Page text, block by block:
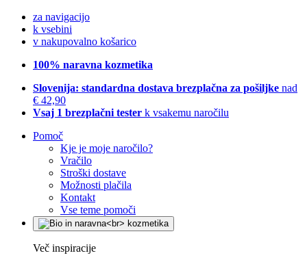
za navigacijo
k vsebini
v nakupovalno košarico
100% naravna kozmetika
Slovenija: standardna dostava brezplačna za pošiljke nad
€ 42,90
Vsaj 1 brezplačni tester k vsakemu naročilu
Pomoč
Kje je moje naročilo?
Vračilo
Stroški dostave
Možnosti plačila
Kontakt
Vse teme pomoči
Več inspiracije